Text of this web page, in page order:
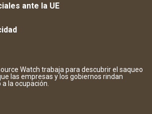
ante la UE
Watch trabaja para descubrir el saqueo
las empresas y los gobiernos rindan
la ocupación.